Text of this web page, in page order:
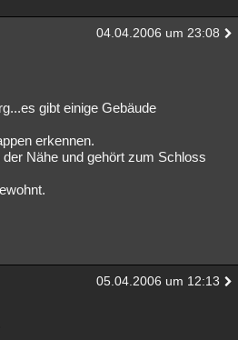
04.04.2006 um 23:08
gibt einige Gebäude
erkennen.
Nähe und gehört zum Schloss
05.04.2006 um 12:13